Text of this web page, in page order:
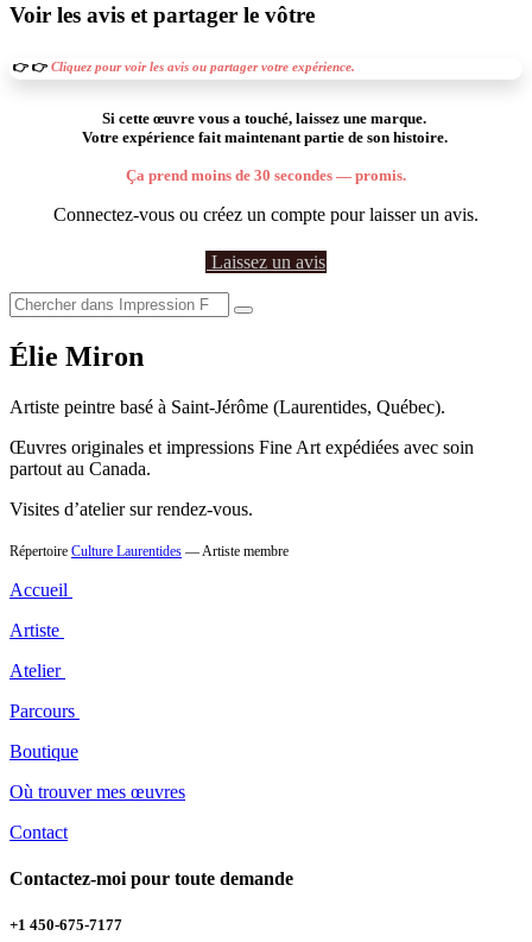
Voir les avis et partager le vôtre
👉 👉 Cliquez pour voir les avis ou partager votre expérience.
Si cette œuvre vous a touché, laissez une marque.
Votre expérience fait maintenant partie de son histoire.
Ça prend moins de 30 secondes — promis.
Connectez-vous ou créez un compte pour laisser un avis.
Laissez un avis
Élie Miron
Artiste peintre basé à Saint-Jérôme (Laurentides, Québec).
Œuvres originales et impressions Fine Art expédiées avec soin
partout au Canada.
Visites d’atelier sur rendez-vous.
Répertoire Culture Laurentides — Artiste membre
Accueil
Artiste
Atelier
Parcours
Boutique
Où trouver mes œuvres
Contact
Contactez-moi pour toute demande
+1 450-675-7177